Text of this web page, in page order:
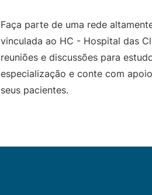
Faça parte de uma rede
vinculada ao HC - Hospital das
reuniões e discussões para
especialização e conte com
seus pacientes.